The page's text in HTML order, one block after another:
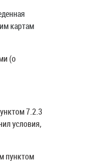
картам
(о
7.2.3
условия,
пунктом